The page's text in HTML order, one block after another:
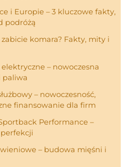
i Europie – 3 kluczowe fakty,
podróżą
komara? Fakty, mity i
– nowoczesna
paliwa
– nowoczesność,
finansowanie dla firm
Performance –
– budowa mięśni i